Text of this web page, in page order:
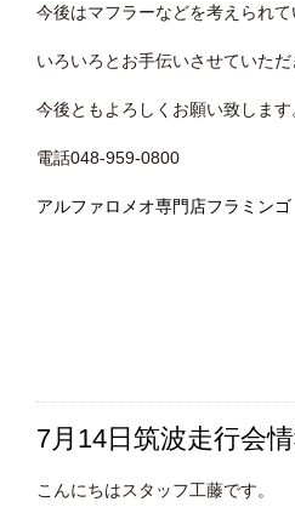
今後はマフラーなどを考えられて
いろいろとお手伝いさせていた
今後ともよろしくお願い致します
電話048-959-0800
アルファロメオ専門店フラミンゴ
7月14日筑波走行会
こんにちはスタッフ工藤です。